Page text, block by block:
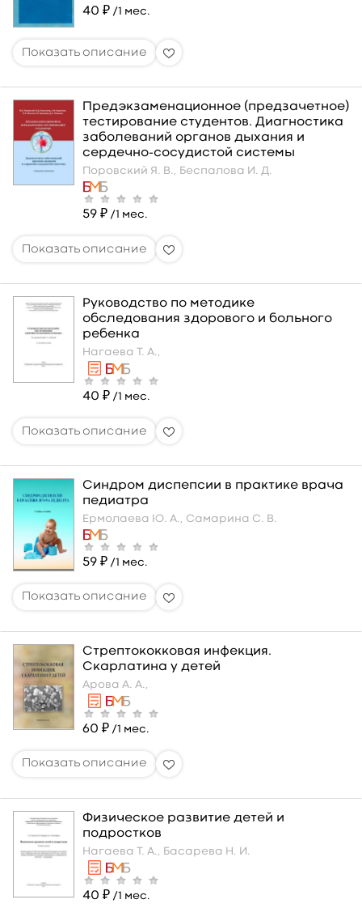
40 ₽ /1 мес.
Предэкзаменационное (предзачетное)
тестирование студентов. Диагностика
заболеваний органов дыхания и
сердечно-сосудистой системы
Поровский Я. В., Беспалова И. Д.
59 ₽ /1 мес.
Руководство по методике
обследования здорового и больного
ребенка
Нагаева Т. А.,
40 ₽ /1 мес.
Синдром диспепсии в практике врача
педиатра
Ермолаева Ю. А., Самарина С. В.
59 ₽ /1 мес.
Стрептококковая инфекция.
Скарлатина у детей
Арова А. А.,
60 ₽ /1 мес.
Физическое развитие детей и
подростков
Нагаева Т. А., Басарева Н. И.
40 ₽ /1 мес.